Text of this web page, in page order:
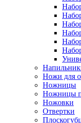
Ножи для
Ножницы
Ножницы
Ножовки
Отвертки